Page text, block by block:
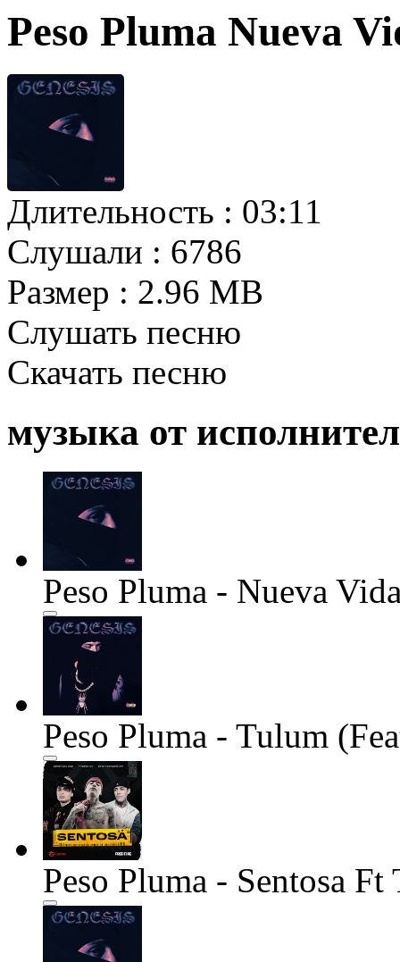
Peso Pluma Nueva
Длительность : 03:11
Слушали : 6786
Размер : 2.96 MB
Слушать песню
Скачать песню
музыка от
Peso Pluma - Nueva
Peso Pluma - Tulum
Peso Pluma - Sentosa